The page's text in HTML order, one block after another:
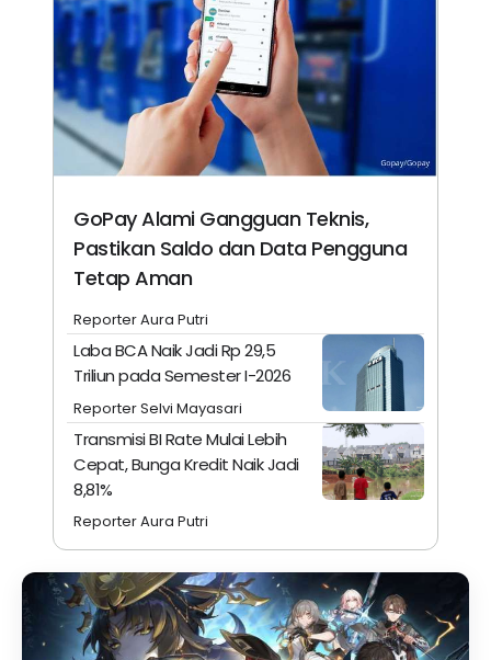
GoPay Alami Gangguan Teknis,
Pastikan Saldo dan Data Pengguna
Tetap Aman
Reporter Aura Putri
Laba BCA Naik Jadi Rp 29,5
Triliun pada Semester I-2026
Reporter Selvi Mayasari
Transmisi BI Rate Mulai Lebih
Cepat, Bunga Kredit Naik Jadi
8,81%
Reporter Aura Putri